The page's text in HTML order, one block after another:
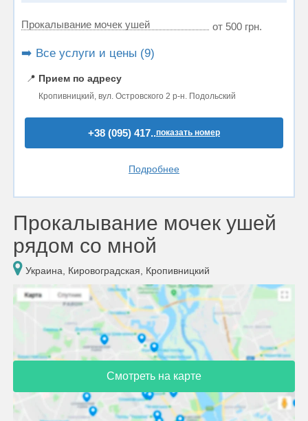
Прокалывание мочек ушей от 500 грн.
➡️ Все услуги и цены (9)
📍 Прием по адресу
Кропивницкий, вул. Островского 2 р-н. Подольский
+38 (095) 417..показать номер
Подробнее
Прокалывание мочек ушей
рядом со мной
Украина, Кировоградская, Кропивницкий
Смотреть на карте